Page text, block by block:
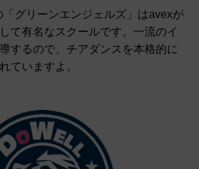
グリーンエンジェルズ」はavexが
て有名なスクールです。一流のイ
するので、チアダンスを本格的に
ていますよ。